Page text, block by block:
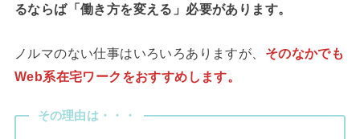
るならば「働き方を変える」必要があります。
ノルマのない仕事はいろいろありますが、 そのなかでも
Web系在宅ワークをおすすめします。
その理由は・・・